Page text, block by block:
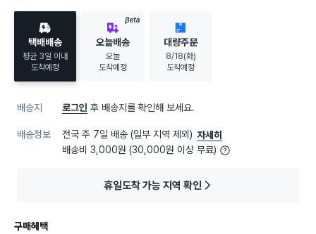
택배배송
평균 3일 이내
도착예정
BETA
오늘배송
오늘
도착예정
대량주문
8/18(화)
도착예정
배송지 로그인 후 배송지를 확인해 보세요.
배송정보 전국 주 7일 배송 (일부 지역 제외) 자세히
배송비 3,000원 (30,000원 이상 무료)
휴일도착 가능 지역 확인
구매혜택